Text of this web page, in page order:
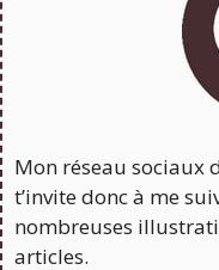
Mon réseau sociaux
t’invite donc à me
nombreuses
articles.